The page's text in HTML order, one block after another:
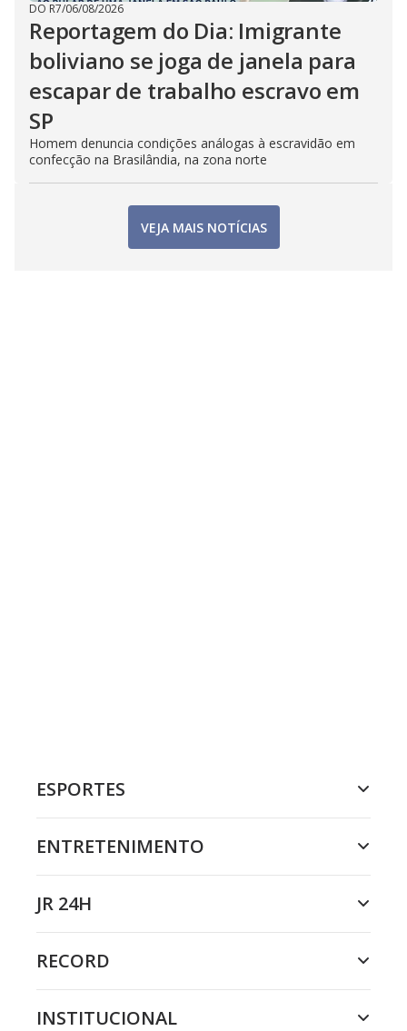
DO R7/06/08/2026
Reportagem do Dia: Imigrante
boliviano se joga de janela para
escapar de trabalho escravo em
SP
Homem denuncia condições análogas à escravidão em
confecção na Brasilândia, na zona norte
VEJA MAIS NOTÍCIAS
ESPORTES
ENTRETENIMENTO
JR 24H
RECORD
INSTITUCIONAL